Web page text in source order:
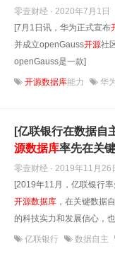
零壹财经 · 2020年7月1日
[7月1日讯，华为正式宣布
并成立openGauss开源社
openGauss是一款]
开源数据库能力 华
[亿联银行在数据自
源数据库率先在关
零壹财经 · 2019年11月26
[2019年11月，亿联银行
开源数据库 ，在关键数据
的科技实力和发展信心，
亿联银行 数据自主